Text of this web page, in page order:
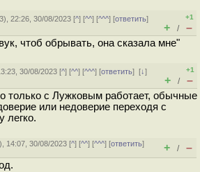
), 22:26, 30/08/2023 [^] [^^] [^^^] [ответить]
+1
+ / –
чтоб обрывать, она сказала мне"
30/08/2023 [^] [^^] [^^^] [ответить][↓]
+1
+ / –
только с Лужковым работает, обычные
или недоверие переходя с
легко.
), 14:07, 30/08/2023 [^] [^^] [^^^] [ответить]
+ / –